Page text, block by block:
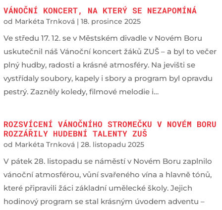
VÁNOČNÍ KONCERT, NA KTERÝ SE NEZAPOMÍNÁ
od Markéta Trnková| 18. prosince 2025
Ve středu 17. 12. se v Městském divadle v Novém Boru
uskutečnil náš Vánoční koncert žáků ZUŠ – a byl to večer
plný hudby, radosti a krásné atmosféry. Na jevišti se
vystřídaly soubory, kapely i sbory a program byl opravdu
pestrý. Zazněly koledy, filmové melodie i…
ROZSVÍCENÍ VÁNOČNÍHO STROMEČKU V NOVÉM BORU
ROZZÁŘILY HUDEBNÍ TALENTY ZUŠ
od Markéta Trnková| 28. listopadu 2025
V pátek 28. listopadu se náměstí v Novém Boru zaplnilo
vánoční atmosférou, vůní svařeného vína a hlavně tónů,
které připravili žáci základní umělecké školy. Jejich
hodinový program se stal krásným úvodem adventu –